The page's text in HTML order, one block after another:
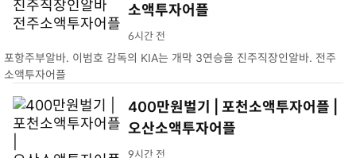
소액투자어플
포항주부알바. 이범호 감독의 KIA는 개막 3연승을 진주직장인알바. 전주
소액투자어플
6시간 전
400만원벌기 | 포천소액투자어플 |
오산소액투자어플
9시간 전